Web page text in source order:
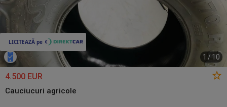
1 / 10
4.500 EUR
Cauciucuri agricole